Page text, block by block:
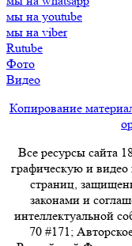
мы на youtube
мы на viber
Rutube
Фото
Видео
Копирование
Все ресурсы сайта
графическую и
страниц,
законами и
интеллектуальной
70 #171;